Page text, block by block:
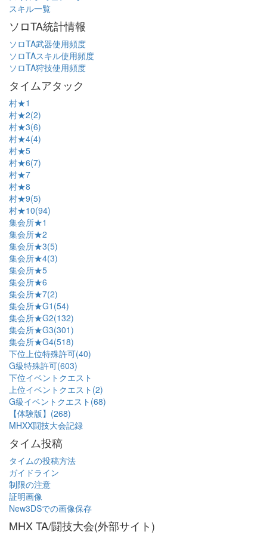
スキル一覧
ソロTA統計情報
ソロTA武器使用頻度
ソロTAスキル使用頻度
ソロTA狩技使用頻度
タイムアタック
村★1
村★2(2)
村★3(6)
村★4(4)
村★5
村★6(7)
村★7
村★8
村★9(5)
村★10(94)
集会所★1
集会所★2
集会所★3(5)
集会所★4(3)
集会所★5
集会所★6
集会所★7(2)
集会所★G1(54)
集会所★G2(132)
集会所★G3(301)
集会所★G4(518)
下位上位特殊許可(40)
G級特殊許可(603)
下位イベントクエスト
上位イベントクエスト(2)
G級イベントクエスト(68)
【体験版】(268)
MHXX闘技大会記録
タイム投稿
タイムの投稿方法
ガイドライン
制限の注意
証明画像
New3DSでの画像保存
MHX TA/闘技大会(外部サイト)